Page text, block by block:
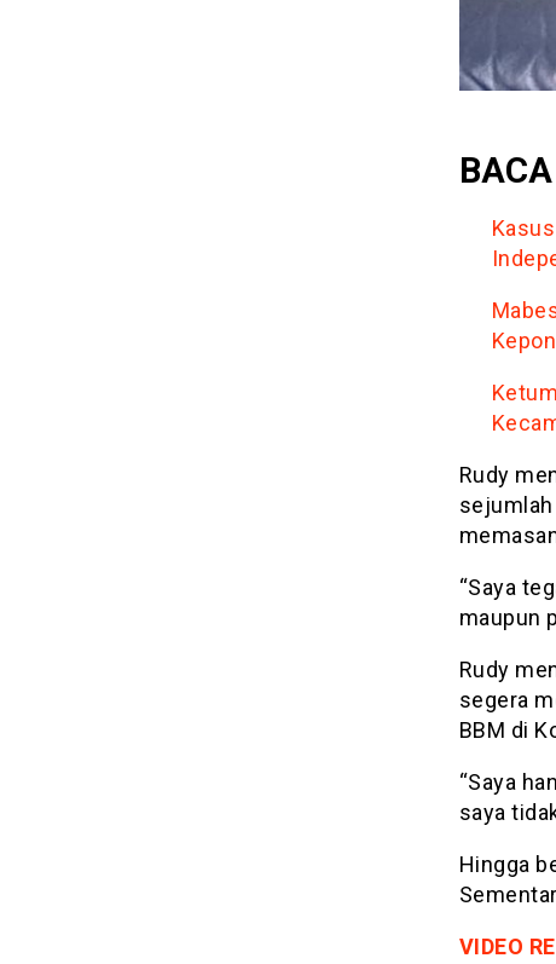
Rudy
“Saya
maupun
Rudy
segera
BBM di
“Saya
saya
Hingga
VIDEO